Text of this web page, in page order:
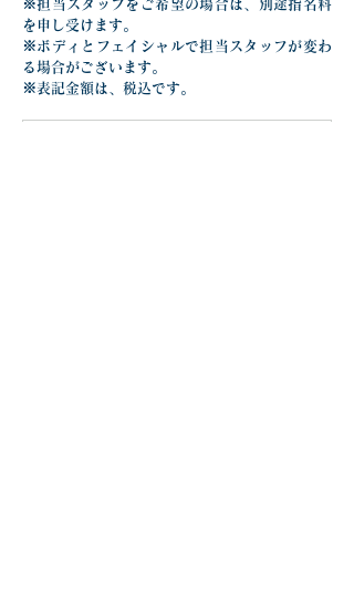
※担当スタッフをご希望の場合は、別途指名料
を申し受けます。
※ボディとフェイシャルで担当スタッフが変わ
る場合がございます。
※表記金額は、税込です。